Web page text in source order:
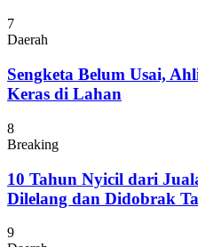
7
Daerah
Sengketa Belum Usai,
Keras di Lahan
8
Breaking
10 Tahun Nyicil dari
Dilelang dan Didobrak
9